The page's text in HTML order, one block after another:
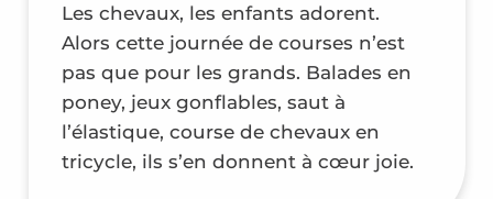
choisir leur favori
pour chaque course.
L’ambiance était
festive, avec des
Les chevaux, les enfants adorent.
Alors cette journée de courses n’est
pas que pour les grands. Balades en
poney, jeux gonflables, saut à
l’élastique, course de chevaux en
tricycle, ils s’en donnent à cœur joie.